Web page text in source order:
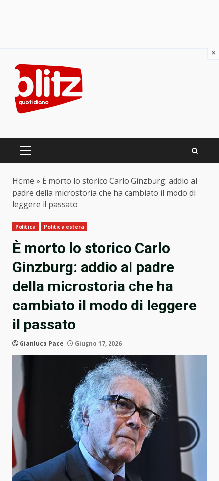
content
PRIMARY
Home » È morto lo storico Carlo Ginzburg: addio al
padre della microstoria che ha cambiato il modo di
leggere il passato
Politica Politica estera
È morto lo storico Carlo
Ginzburg: addio al padre
della microstoria che ha
cambiato il modo di leggere
il passato
Gianluca Pace Giugno 17, 2026
×